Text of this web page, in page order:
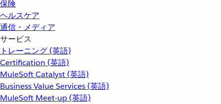
保険
ヘルスケア
通信・メディア
サービス
トレーニング (英語)
Certification (英語)
MuleSoft Catalyst (英語)
Business Value Services (英語)
MuleSoft Meet-up (英語)